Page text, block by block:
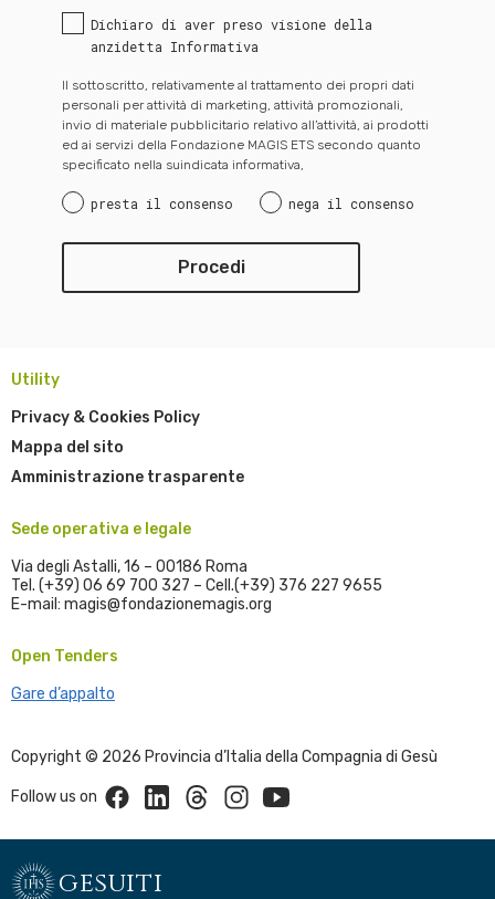
Dichiaro di aver preso visione della
anzidetta Informativa
Il sottoscritto, relativamente al trattamento dei propri dati
personali per attività di marketing, attività promozionali,
invio di materiale pubblicitario relativo all’attività, ai prodotti
ed ai servizi della Fondazione MAGIS ETS secondo quanto
specificato nella suindicata informativa,
presta il consenso nega il consenso
Utility
Privacy & Cookies Policy
Mappa del sito
Amministrazione trasparente
Sede operativa e legale
Via degli Astalli, 16 – 00186 Roma
Tel. (+39) 06 69 700 327 – Cell.(+39) 376 227 9655
E-mail: magis@fondazionemagis.org
Open Tenders
Gare d’appalto
Copyright © 2026 Provincia d’Italia della Compagnia di Gesù
Follow us on FacebookLinkedinThreadsInstagramYoutube
gesuiti